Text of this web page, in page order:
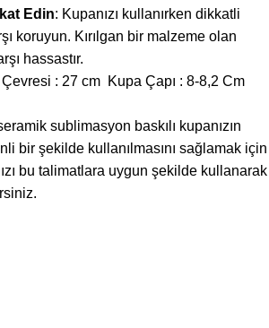
Edin: Kupanızı kullanırken dikkatli
koruyun. Kırılgan bir malzeme olan
hassastır.
: 27 cm Kupa Çapı : 8-8,2 Cm
sublimasyon baskılı kupanızın
bir şekilde kullanılmasını sağlamak için
bu talimatlara uygun şekilde kullanarak